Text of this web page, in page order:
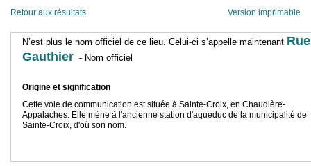
Retour aux résultats Version imprimable
N’est plus le nom officiel de ce lieu. Celui-ci s’appelle maintenant Rue
Gauthier - Nom officiel
Origine et signification
Cette voie de communication est située à Sainte-Croix, en Chaudière-
Appalaches. Elle mène à l'ancienne station d'aqueduc de la municipalité de
Sainte-Croix, d'où son nom.